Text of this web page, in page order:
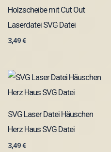
Holzscheibe mit Cut Out
Laserdatei SVG Datei
3,49€
SVG Laser Datei Häuschen
Herz Haus SVG Datei
3,49€